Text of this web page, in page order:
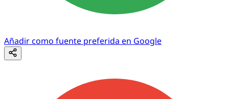
Añadir como fuente preferida en Google